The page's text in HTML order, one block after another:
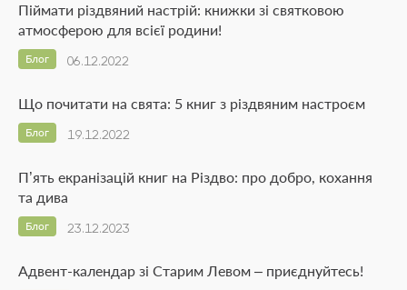
Піймати різдвяний настрій: книжки зі святковою
атмосферою для всієї родини!
06.12.2022
Блог
Що почитати на свята: 5 книг з різдвяним настроєм
19.12.2022
Блог
П’ять екранізацій книг на Різдво: про добро, кохання
та дива
23.12.2023
Блог
Адвент-календар зі Старим Левом – приєднуйтесь!